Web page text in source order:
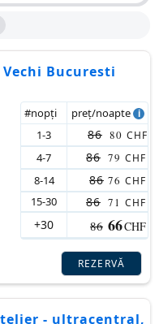
Bucuresti
#nopţi
preţ/noapte
1-3
86 80 CHF
4-7 86 79 CHF
8-14 86 76 CHF
15-30 86 71 CHF
+30 86 66CHF
REZERVĂ
- ultracentral,